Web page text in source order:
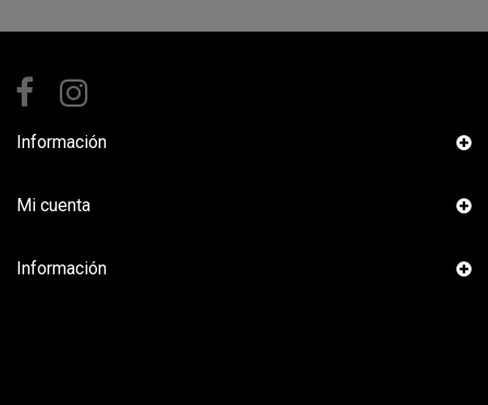
Información
Mi cuenta
Información